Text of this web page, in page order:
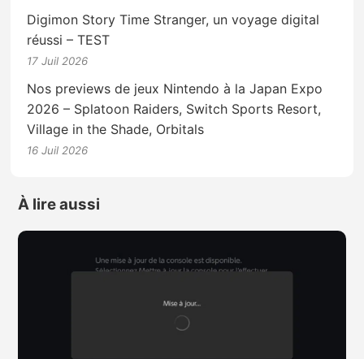
Digimon Story Time Stranger, un voyage digital
réussi – TEST
17 Juil 2026
Nos previews de jeux Nintendo à la Japan Expo
2026 – Splatoon Raiders, Switch Sports Resort,
Village in the Shade, Orbitals
16 Juil 2026
À lire aussi